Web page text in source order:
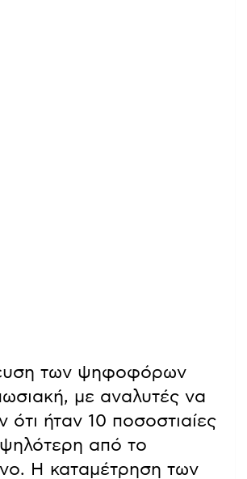
των ψηφοφόρων
με αναλυτές να
ήταν 10 ποσοστιαίες
από το
Η καταμέτρηση των